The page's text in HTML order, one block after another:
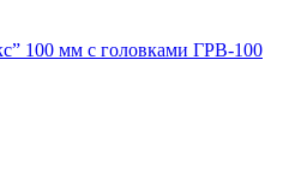
100 мм с головками ГРВ-100